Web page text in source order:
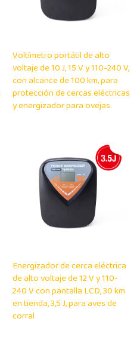
Voltímetro portátil de alto
voltaje de 10 J, 15 V y 110-240 V,
con alcance de 100 km, para
protección de cercas eléctricas
y energizador para ovejas.
Energizador de cerca eléctrica
de alto voltaje de 12 V y 110-
240 V con pantalla LCD, 30 km
en tienda, 3,5 J, para aves de
corral